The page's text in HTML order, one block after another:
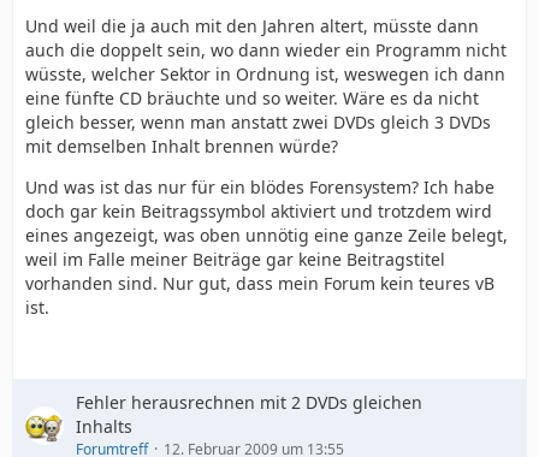
Und weil die ja auch mit den Jahren altert, müsste dann
auch die doppelt sein, wo dann wieder ein Programm nicht
wüsste, welcher Sektor in Ordnung ist, weswegen ich dann
eine fünfte CD bräuchte und so weiter. Wäre es da nicht
gleich besser, wenn man anstatt zwei DVDs gleich 3 DVDs
mit demselben Inhalt brennen würde?
Und was ist das nur für ein blödes Forensystem? Ich habe
doch gar kein Beitragssymbol aktiviert und trotzdem wird
eines angezeigt, was oben unnötig eine ganze Zeile belegt,
weil im Falle meiner Beiträge gar keine Beitragstitel
vorhanden sind. Nur gut, dass mein Forum kein teures vB
ist.
Fehler herausrechnen mit 2 DVDs gleichen
Inhalts
Forumtreff 12. Februar 2009 um 13:55